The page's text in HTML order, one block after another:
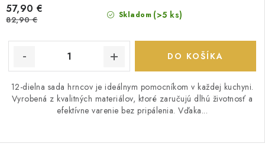
Skladom (>5 ks)
57,90 €
82,90 €
DO KOŠÍKA
12-dielna sada hrncov je ideálnym pomocníkom v každej kuchyni.
Vyrobená z kvalitných materiálov, ktoré zaručujú dlhú životnosť a
efektívne varenie bez pripálenia. Vďaka...